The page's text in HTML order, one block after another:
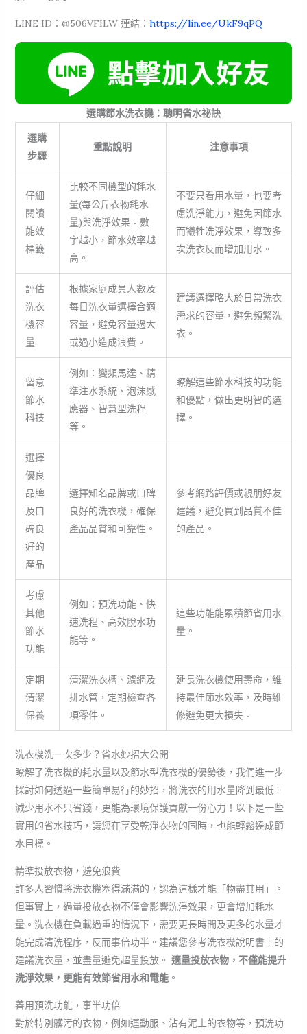
LINE ID：@506VFILW 連結： https://lin.ee/UkF9qPQ
選購節水洗衣機：聰明省水祕訣
選購
步驟
重點說明 注意事項
仔細
閱讀
能效
標籤
比較不同機型的耗水
量(每公斤衣物耗水
量)與洗淨效果。數
字越小，節水效率越
高。
不要只看用水量，也要考
慮洗淨能力，避免因節水
而犧牲洗淨效果，導致多
次洗衣反而增加用水。
評估
洗衣
機容
量
根據家庭成員人數及
每日洗衣量選擇合適
容量，避免容量過大
或過小造成浪費。
建議選擇略大於日常洗衣
需求的容量，避免頻繁洗
衣。
留意
節水
科技
例如：變頻馬達、精
準注水系統、泡沫感
應器、智慧型洗程
等。
瞭解這些節水科技的功能
和優點，做出更明智的選
擇。
選擇
優良
品牌
及口
碑良
好的
產品
選擇知名品牌或口碑
良好的洗衣機，確保
產品品質和可靠性。
參考網路評價或親朋好友
建議，避免買到品質不佳
的產品。
考慮
其他
節水
功能
例如：預洗功能、快
速洗程、高效脫水功
能等。
這些功能能累積節省用水
量。
定期
清潔
保養
清潔洗衣槽、濾網及
排水管，定期檢查各
項零件。
延長洗衣機使用壽命，維
持最佳節水效率，及時維
修避免更大損失。
洗衣機洗一次多少？省水妙招大公開
瞭解了洗衣機的耗水量以及節水型洗衣機的優勢後，我們進一步
探討如何透過一些簡單易行的妙招，將洗衣的用水量降到最低。
減少用水不只省錢，更能為環境保護貢獻一份心力！以下是一些
實用的省水技巧，讓您在享受乾淨衣物的同時，也能輕鬆達成節
水目標。
精準投放衣物，避免浪費
許多人習慣將洗衣機塞得滿滿的，認為這樣才能「物盡其用」。
但事實上，過量投放衣物不僅會影響洗淨效果，更會增加耗水
量。洗衣機在負載過重的情況下，需要更長時間及更多的水量才
能完成清洗程序，反而事倍功半。建議您參考洗衣機說明書上的
建議洗衣量，並盡量避免超量投放。 適量投放衣物，不僅能提升
洗淨效果，更能有效節省用水和電能。
善用預洗功能，事半功倍
對於特別髒污的衣物，例如運動服、沾有泥土的衣物等，預洗功